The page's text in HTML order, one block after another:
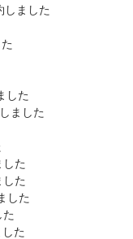
ました
した
ました
た
た
した
た